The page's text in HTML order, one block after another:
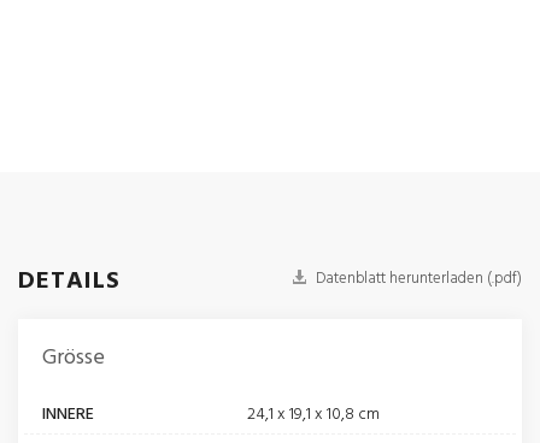
DETAILS Datenblatt herunterladen (.pdf)
Grösse
INNERE
24,1 x 19,1 x 10,8 cm